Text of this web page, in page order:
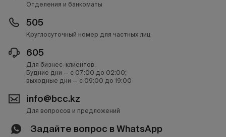
Отделения и банкоматы
505
Круглосуточный номер для частных лиц
605
Для бизнес-клиентов.
Будние дни — с 07:00 до 02:00;
выходные дни — с 09:00 до 19:00
info@bcc.kz
Для вопросов и предложений
Задайте вопрос в WhatsApp